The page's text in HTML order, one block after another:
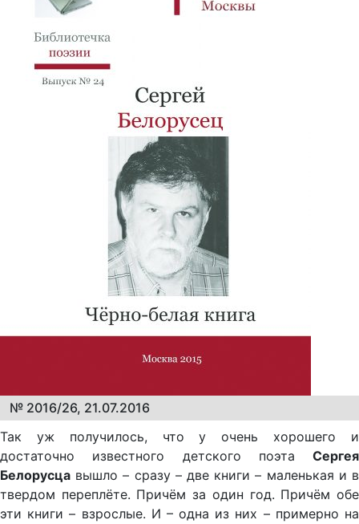
№ 2016/26, 21.07.2016
Так уж получилось, что у очень хорошего и
достаточно известного детского поэта Сергея
Белорусца вышло – сразу – две книги – маленькая и в
твердом переплёте. Причём за один год. Причём обе
эти книги – взрослые. И – одна из них – примерно на